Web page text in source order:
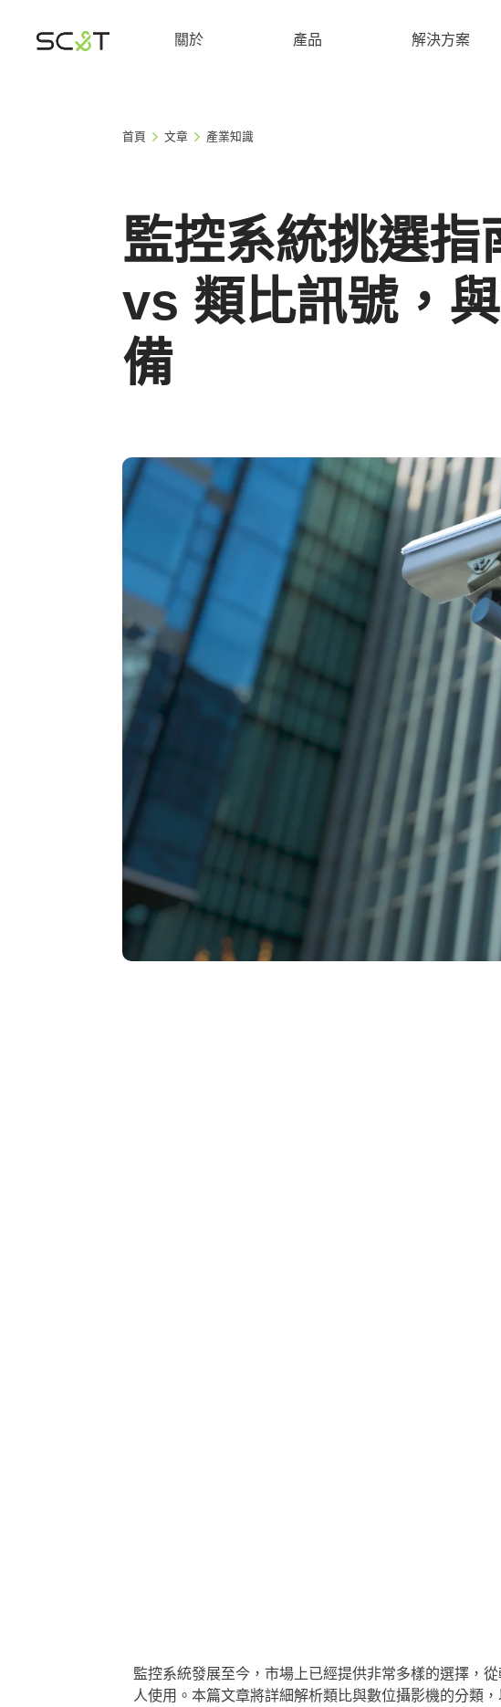
關於 產品 解決方案
首頁 文章 產業知識
監控系統挑選指
vs 類比訊號，
備
監控系統發展至今，市場上已經提供非常多樣的選擇，
人使用。本篇文章將詳細解析類比與數位攝影機的分類